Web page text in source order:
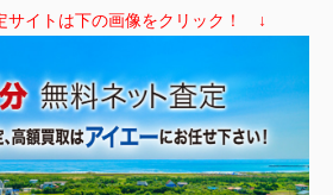
イトは下の画像をクリック！ ↓